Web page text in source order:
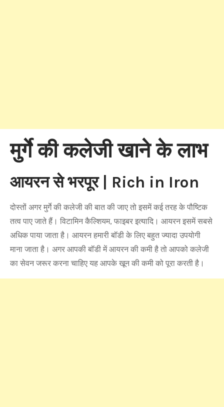
मुर्गे की कलेजी खाने के लाभ
आयरन से भरपूर | Rich in Iron
दोस्तों अगर मुर्गे की कलेजी की बात की जाए तो इसमें कई तरह के पौष्टिक
तत्व पाए जाते हैं। विटामिन कैल्शियम, फाइबर इत्यादि। आयरन इसमें सबसे
अधिक पाया जाता है। आयरन हमारी बॉडी के लिए बहुत ज्यादा उपयोगी
माना जाता है। अगर आपकी बॉडी में आयरन की कमी है तो आपको कलेजी
का सेवन जरूर करना चाहिए यह आपके खून की कमी को पूरा करती है।